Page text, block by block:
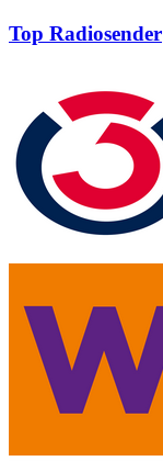
Top Radiosender